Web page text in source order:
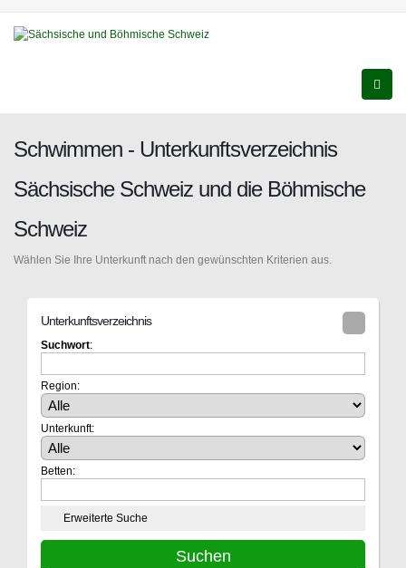
Schwimmen - Unterkunftsverzeichnis
Sächsische Schweiz und die Böhmische
Schweiz
Wählen Sie Ihre Unterkunft nach den gewünschten Kriterien aus.
Unterkunftsverzeichnis
Suchwort:
Region:
Unterkunft:
Betten:
Erweiterte Suche